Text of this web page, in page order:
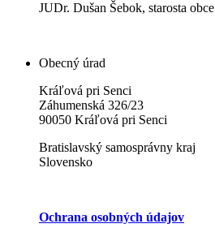
JUDr. Dušan Šebok, starosta obce
Obecný úrad
Kráľová pri Senci
Záhumenská 326/23
90050 Kráľová pri Senci
Bratislavský samosprávny kraj
Slovensko
Ochrana osobných údajov